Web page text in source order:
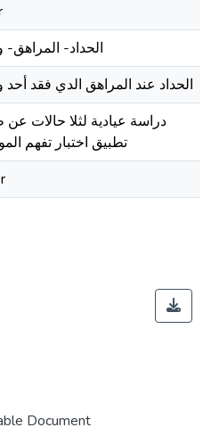
الحداد- المراهق-
الحداد عند المراهق الدي فقد أحد
دراسة عيادية لثلا حالات
تطبيق اختبار تفهم
Document